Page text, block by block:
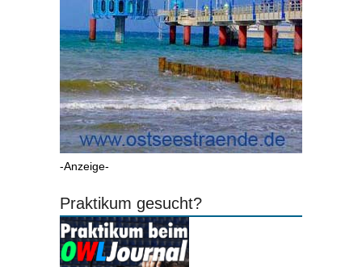
-Anzeige-
Praktikum gesucht?